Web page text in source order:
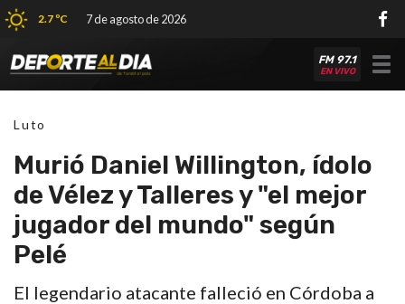
2.7 ºC 7 de agosto de 2026
FM 97.1
EN VIVO
Luto
Murió Daniel Willington, ídolo
de Vélez y Talleres y "el mejor
jugador del mundo" según
Pelé
El legendario atacante falleció en Córdoba a